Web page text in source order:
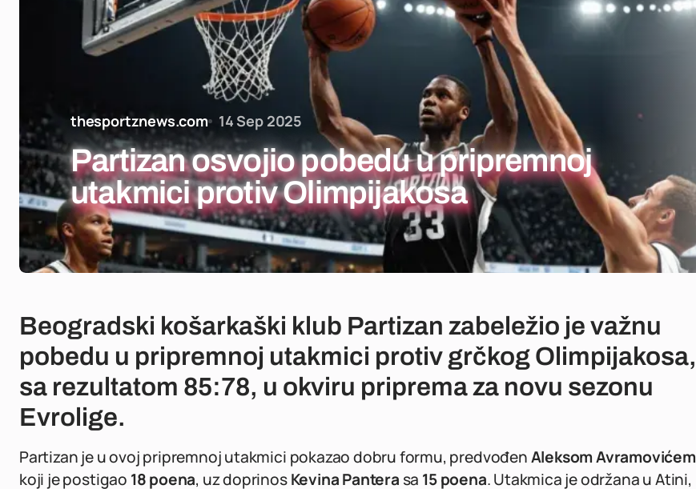
thesportznews.com 14 Sep 2025
Partizan osvojio pobedu u pripremnoj
utakmici protiv Olimpijakosa
Beogradski košarkaški klub Partizan zabeležio je važnu
pobedu u pripremnoj utakmici protiv grčkog Olimpijakosa,
sa rezultatom 85:78, u okviru priprema za novu sezonu
Evrolige.
Partizan je u ovoj pripremnoj utakmici pokazao dobru formu, predvođenAleksom Avramovićem
koji je postigao 18 poena, uz doprinosKevina Pantera sa 15 poena. Utakmica je održana u Atini,